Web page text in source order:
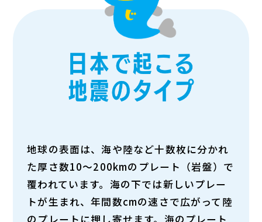
地球の表面は、海や陸など十数枚に分かれ
た厚さ数10〜200kmのプレート（岩盤）で
覆われています。海の下では新しいプレー
トが生まれ、年間数cmの速さで広がって陸
のプレートに押し寄せます。海のプレート